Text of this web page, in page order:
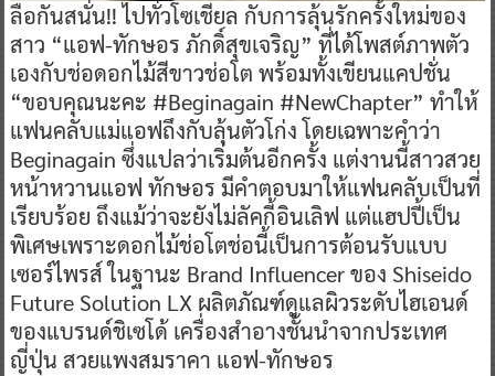
ลือกันสนั่น!! ไปทั่วโซเชียล กับการลุ้นรักครั้งใหม่ของ
สาว “แอฟ-ทักษอร ภักดิ์สุขเจริญ” ที่ได้โพสต์ภาพตัว
เองกับช่อดอกไม้สีขาวช่อโต พร้อมทั้งเขียนแคปชั่น
“ขอบคุณนะคะ #Beginagain #NewChapter” ทำให้
แฟนคลับแม่แอฟถึงกับลุ้นตัวโก่ง โดยเฉพาะคำว่า
Beginagain ซึ่งแปลว่าเริ่มต้นอีกครั้ง แต่งานนี้สาวสวย
หน้าหวานแอฟ ทักษอร มีคำตอบมาให้แฟนคลับเป็นที่
เรียบร้อย ถึงแม้ว่าจะยังไม่ลัคกี้อินเลิฟ แต่แฮปปี้เป็น
พิเศษเพราะดอกไม้ช่อโตช่อนี้เป็นการต้อนรับแบบ
เซอร์ไพรส์ ในฐานะ Brand Influencer ของ Shiseido
Future Solution LX ผลิตภัณฑ์ดูแลผิวระดับไฮเอนด์
ของแบรนด์ชิเซโด้ เครื่องสำอางชั้นนำจากประเทศ
ญี่ปุ่น สวยแพงสมราคา แอฟ-ทักษอร